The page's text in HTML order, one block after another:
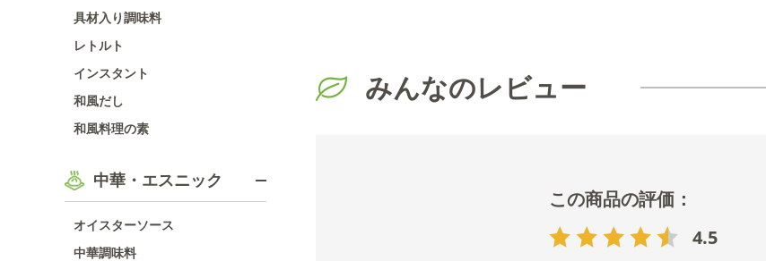
具材入り調味料
レトルト
インスタント
和風だし
和風料理の素
中華・エスニック
オイスターソース
中華調味料
みんなのレビュー
4.5